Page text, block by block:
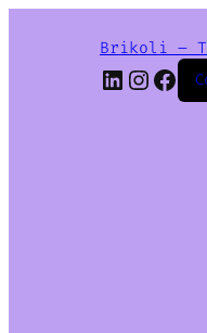
Brikoli –
LinkedIn